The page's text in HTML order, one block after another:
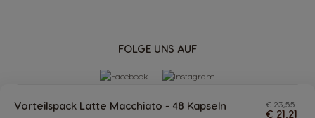
FOLGE UNS AUF
Vorteilspack Latte Macchiato - 48 Kapseln € 23,55
€ 21,21